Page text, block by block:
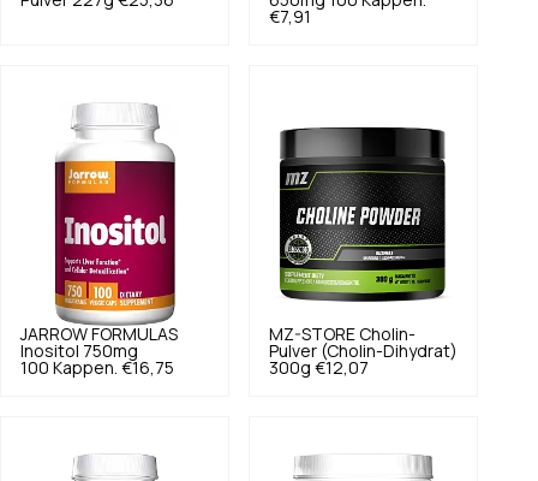
€7,91
JARROW FORMULAS
Inositol 750mg
100 Kappen. €16,75
MZ-STORE Cholin-
Pulver (Cholin-Dihydrat)
300g €12,07